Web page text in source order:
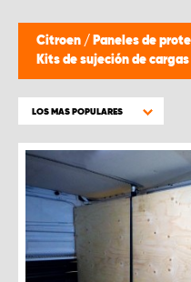
Citroen / Paneles de
Kits de sujeción de cargas
LOS MAS POPULARES